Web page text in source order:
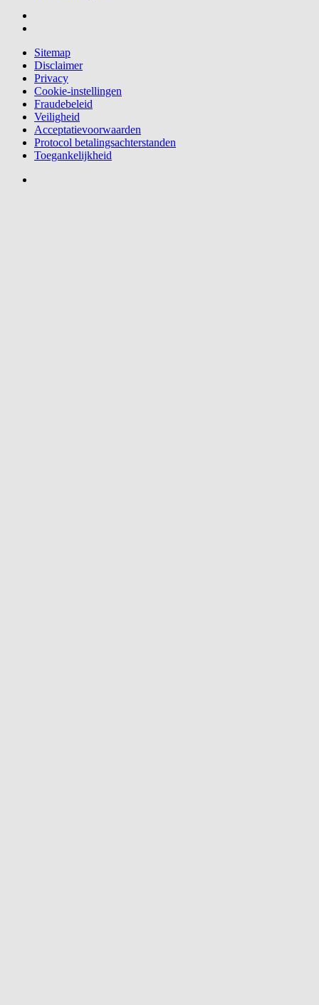
Sitemap
Disclaimer
Privacy
Cookie-instellingen
Fraudebeleid
Veiligheid
Acceptatievoorwaarden
Protocol betalingsachterstanden
Toegankelijkheid